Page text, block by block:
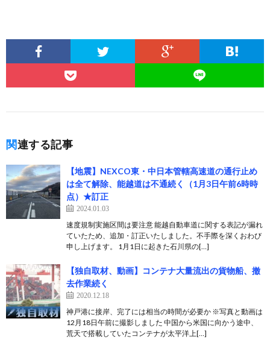
関連する記事
【地震】NEXCO東・中日本管轄高速道の通行止め
は全て解除、能越道は不通続く（1月3日午前6時時
点）★訂正
2024.01.03
速度規制実施区間は要注意 能越自動車道に関する表記が漏れ
ていたため、追加・訂正いたしました。不手際を深くおわび
申し上げます。 1月1日に起きた石川県の[…]
【独自取材、動画】コンテナ大量流出の貨物船、撤
去作業続く
2020.12.18
神戸港に接岸、完了には相当の時間が必要か ※写真と動画は
12月18日午前に撮影しました 中国から米国に向かう途中、
荒天で搭載していたコンテナが太平洋上[…]